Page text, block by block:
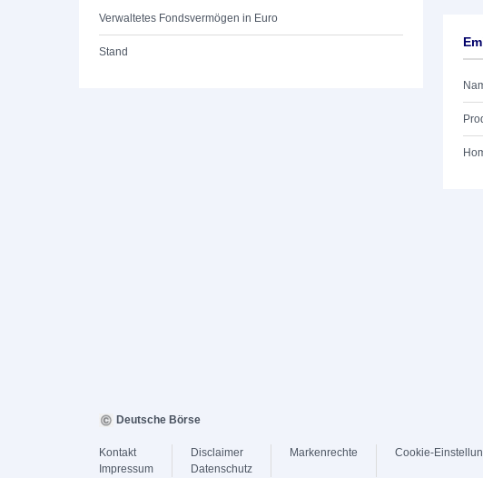
Verwaltetes Fondsvermögen in Euro
Stand
Deutsche Börse
Kontakt
Impressum
Disclaimer
Datenschutz
Markenrechte Cookie-